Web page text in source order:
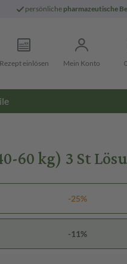
persönliche pharmazeutische
Rezept einlösen Mein Konto
60 kg) 3 St
-25%
-11%